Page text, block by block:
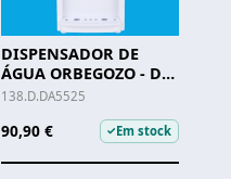
DISPENSADOR DE
ÁGUA ORBEGOZO - DA
5525
138.D.DA5525
90,90 € ✓Em stock